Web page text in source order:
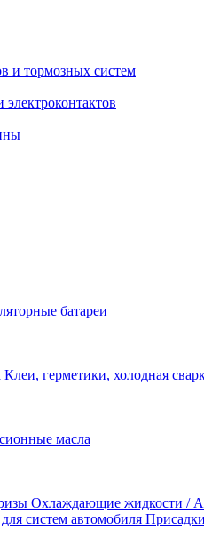
батареи
Клеи, герметики, холодная
Охлаждающие жидкости /